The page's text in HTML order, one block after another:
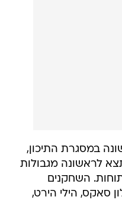
במסגרת התיכון,
הבא תצא לראשונה מגבולות
השחקנים
סאקס, הילי הירט,